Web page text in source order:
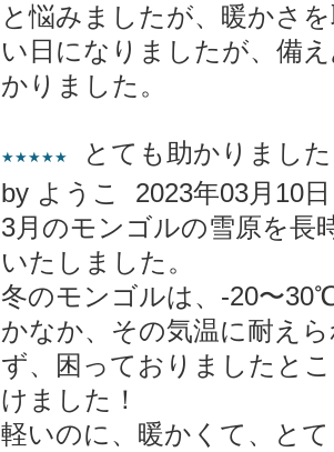
と悩みましたが、暖かさ
い日になりましたが、備
かりました。
★★★★★
とても助かりまし
by ようこ 2023年03月10日
3月のモンゴルの雪原を長
いたしました。
冬のモンゴルは、-20〜
かなか、その気温に耐え
ず、困っておりましたと
けました！
軽いのに、暖かくて、と